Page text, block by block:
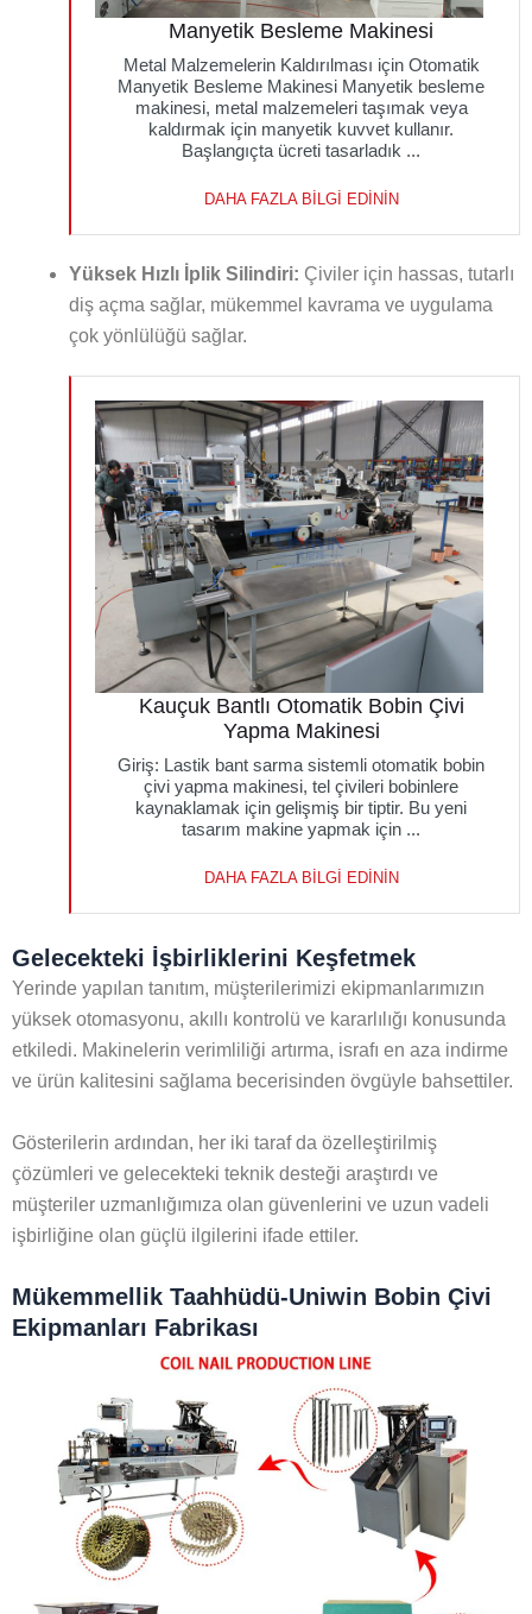
Manyetik Besleme Makinesi
Metal Malzemelerin Kaldırılması için Otomatik
Manyetik Besleme Makinesi Manyetik besleme
makinesi, metal malzemeleri taşımak veya
kaldırmak için manyetik kuvvet kullanır.
Başlangıçta ücreti tasarladık ...
DAHA FAZLA BILGI EDININ
Yüksek Hızlı İplik Silindiri: Çiviler için hassas, tutarlı
diş açma sağlar, mükemmel kavrama ve uygulama
çok yönlülüğü sağlar.
Kauçuk Bantlı Otomatik Bobin Çivi
Yapma Makinesi
Giriş: Lastik bant sarma sistemli otomatik bobin
çivi yapma makinesi, tel çivileri bobinlere
kaynaklamak için gelişmiş bir tiptir. Bu yeni
tasarım makine yapmak için ...
DAHA FAZLA BILGI EDININ
Gelecekteki İşbirliklerini Keşfetmek
Yerinde yapılan tanıtım, müşterilerimizi ekipmanlarımızın
yüksek otomasyonu, akıllı kontrolü ve kararlılığı konusunda
etkiledi. Makinelerin verimliliği artırma, israfı en aza indirme
ve ürün kalitesini sağlama becerisinden övgüyle bahsettiler.
Gösterilerin ardından, her iki taraf da özelleştirilmiş
çözümleri ve gelecekteki teknik desteği araştırdı ve
müşteriler uzmanlığımıza olan güvenlerini ve uzun vadeli
işbirliğine olan güçlü ilgilerini ifade ettiler.
Mükemmellik Taahhüdü-Uniwin Bobin Çivi
Ekipmanları Fabrikası